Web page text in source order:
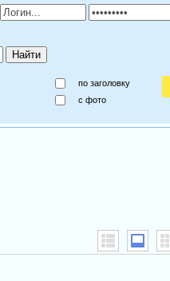
по заголовку
c фото